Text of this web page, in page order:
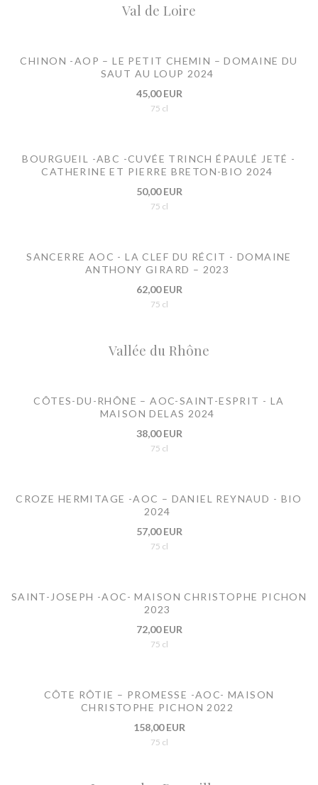
Val de Loire
CHINON -AOP – LE PETIT CHEMIN – DOMAINE DU
SAUT AU LOUP 2024
45,00 EUR
75 cl
BOURGUEIL -ABC -CUVÉE TRINCH ÉPAULÉ JETÉ -
CATHERINE ET PIERRE BRETON-BIO 2024
50,00 EUR
75 cl
SANCERRE AOC - LA CLEF DU RÉCIT - DOMAINE
ANTHONY GIRARD – 2023
62,00 EUR
75 cl
Vallée du Rhône
CÔTES-DU-RHÔNE – AOC-SAINT-ESPRIT - LA
MAISON DELAS 2024
38,00 EUR
75 cl
CROZE HERMITAGE -AOC – DANIEL REYNAUD - BIO
2024
57,00 EUR
75 cl
SAINT-JOSEPH -AOC- MAISON CHRISTOPHE PICHON
2023
72,00 EUR
75 cl
CÔTE RÔTIE – PROMESSE -AOC- MAISON
CHRISTOPHE PICHON 2022
158,00 EUR
75 cl